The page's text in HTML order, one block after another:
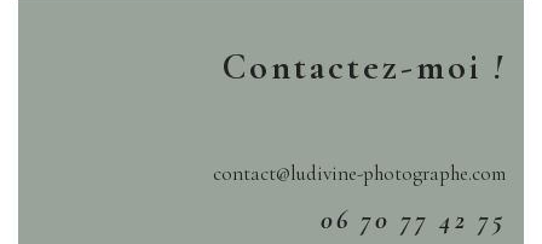
Contactez-moi !
contact@ludivine-photographe.com
06 70 77 42 75